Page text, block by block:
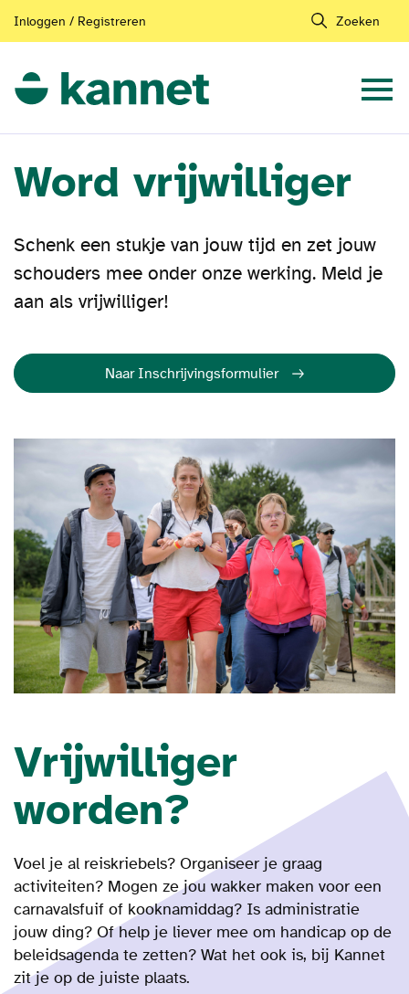
Inloggen / Registreren Zoeken
Word vrijwilliger
Schenk een stukje van jouw tijd en zet jouw
schouders mee onder onze werking. Meld je
aan als vrijwilliger!
Naar Inschrijvingsformulier
Vrijwilliger
worden?
Voel je al reiskriebels? Organiseer je graag
activiteiten? Mogen ze jou wakker maken voor een
carnavalsfuif of kooknamiddag? Is administratie
jouw ding? Ofhelp je liever mee om handicap op de
beleidsagenda te zetten? Wat het ook is, bij Kannet
zit je op de juiste plaats.